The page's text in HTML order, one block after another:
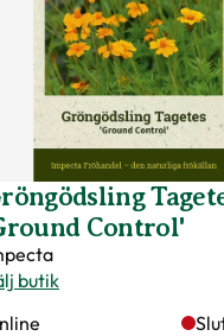
Control'
butik